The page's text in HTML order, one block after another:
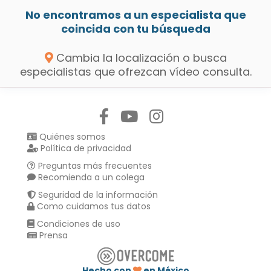
No encontramos a un especialista que
coincida con tu búsqueda
Cambia la localización o busca
especialistas que ofrezcan vídeo consulta.
Quiénes somos
Política de privacidad
Preguntas más frecuentes
Recomienda a un colega
Seguridad de la información
Como cuidamos tus datos
Condiciones de uso
Prensa